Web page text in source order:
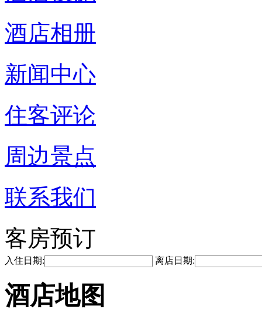
酒店相册
新闻中心
住客评论
周边景点
联系我们
客房预订
入住日期: 离店日期:
酒店地图